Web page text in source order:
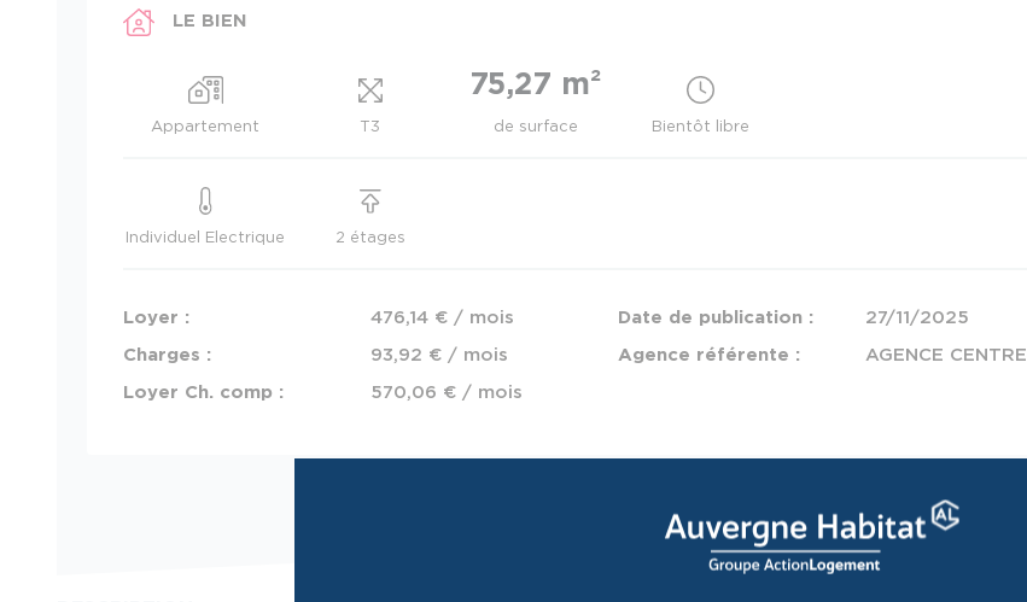
LE BIEN
Appartement T3
75,27 m²
de surface Bientôt libre
Individuel Electrique 2 étages
Loyer : 476,14 € / mois
Charges : 93,92 € / mois
Loyer Ch. comp : 570,06 € / mois
Date de publication : 27/11/2025
Agence référente : AGENCE CENTRE